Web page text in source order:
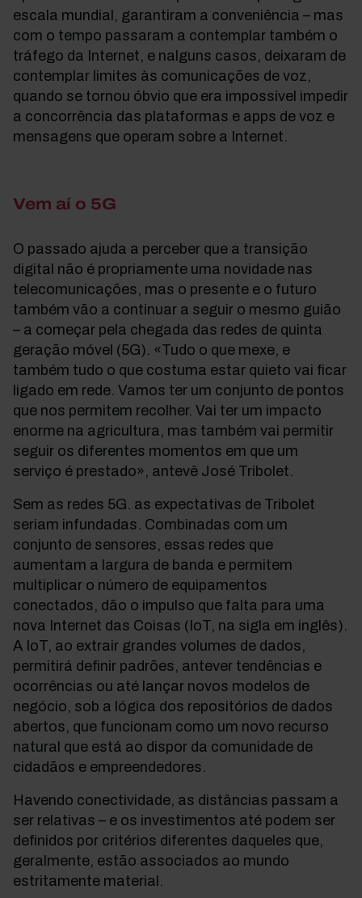
escala mundial, garantiram a conveniência – mas
com o tempo passaram a contemplar também o
tráfego da Internet, e nalguns casos, deixaram de
contemplar limites às comunicações de voz,
quando se tornou óbvio que era impossível impedir
a concorrência das plataformas e apps de voz e
mensagens que operam sobre a Internet.
Vem aí o 5G
O passado ajuda a perceber que a transição
digital não é propriamente uma novidade nas
telecomunicações, mas o presente e o futuro
também vão a continuar a seguir o mesmo guião
– a começar pela chegada das redes de quinta
geração móvel (5G). «Tudo o que mexe, e
também tudo o que costuma estar quieto vai ficar
ligado em rede. Vamos ter um conjunto de pontos
que nos permitem recolher. Vai ter um impacto
enorme na agricultura, mas também vai permitir
seguir os diferentes momentos em que um
serviço é prestado», antevê José Tribolet.
Sem as redes 5G. as expectativas de Tribolet
seriam infundadas. Combinadas com um
conjunto de sensores, essas redes que
aumentam a largura de banda e permitem
multiplicar o número de equipamentos
conectados, dão o impulso que falta para uma
nova Internet das Coisas (IoT, na sigla em inglês).
A IoT, ao extrair grandes volumes de dados,
permitirá definir padrões, antever tendências e
ocorrências ou até lançar novos modelos de
negócio, sob a lógica dos repositórios de dados
abertos, que funcionam como um novo recurso
natural que está ao dispor da comunidade de
cidadãos e empreendedores.
Havendo conectividade, as distâncias passam a
ser relativas – e os investimentos até podem ser
definidos por critérios diferentes daqueles que,
geralmente, estão associados ao mundo
estritamente material.